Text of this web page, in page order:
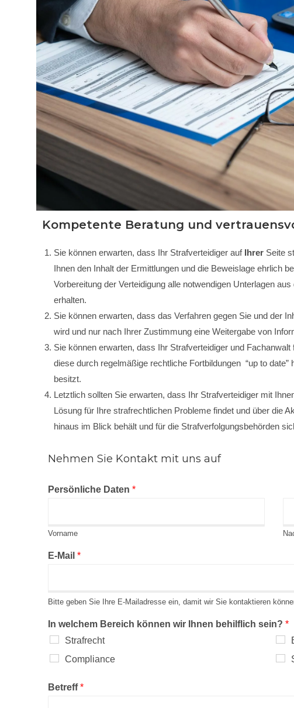
Kompetente Beratung und
Sie können erwarten, dass Ihr Strafverteidiger aufIhrer Seite
Ihnen den Inhalt der Ermittlungen und die Beweislage ehrlich
Vorbereitung der Verteidigung alle notwendigen Unterlagen
erhalten.
Sie können erwarten, dass das Verfahren gegen Sie und der
wird und nur nach Ihrer Zustimmung eine Weitergabe von
Sie können erwarten, dass Ihr Strafverteidiger und
diese durch regelmäßige rechtliche Fortbildungen “up to
besitzt.
Letztlich sollten Sie erwarten, dass Ihr Strafverteidiger mit
Lösung für Ihre strafrechtlichen Probleme findet und über die
hinaus im Blick behält und für die Strafverfolgungsbehörden
Nehmen Sie Kontakt mit uns auf
Persönliche Daten *
Vorname
E-Mail *
Bitte geben Sie Ihre E-Mailadresse ein, damit wir Sie kontaktieren
In welchem Bereich können wir Ihnen behilflich sein? *
Strafrecht
Compliance
Betreff*